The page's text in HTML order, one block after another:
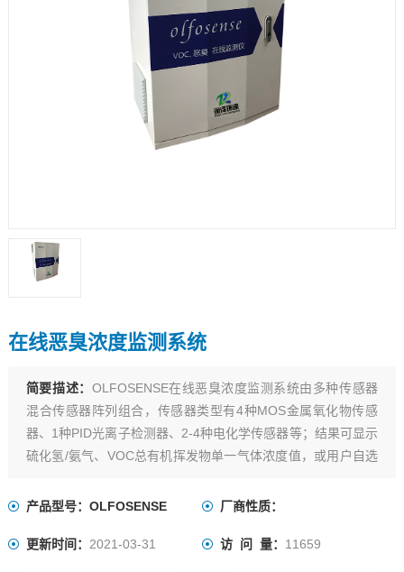
在线恶臭浓度监测系统
简要描述： OLFOSENSE在线恶臭浓度监测系统由多种传感器
混合传感器阵列组合，传感器类型有4种MOS金属氧化物传感
器、1种PID光离子检测器、2-4种电化学传感器等；结果可显示
硫化氢/氨气、VOC总有机挥发物单一气体浓度值，或用户自选
产品型号：OLFOSENSE
厂商性质：
更新时间： 2021-03-31 访 问 量： 11659